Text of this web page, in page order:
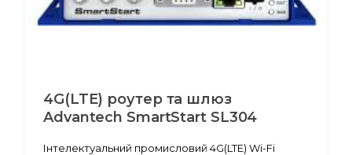
4G(LTE) роутер та шлюз
Advantech SmartStart SL304
Інтелектуальний промисловий 4G(LTE) Wi-Fi